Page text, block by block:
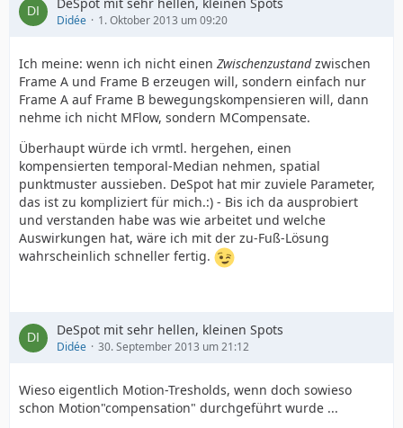
Didée 1. Oktober 2013 um 09:20
Ich meine: wenn ich nicht einen Zwischenzustandzwischen
Frame A und Frame B erzeugen will, sondern einfach nur
Frame A auf Frame B bewegungskompensieren will, dann
nehme ich nicht MFlow, sondern MCompensate.
Überhaupt würde ich vrmtl. hergehen, einen
kompensierten temporal-Median nehmen, spatial
punktmuster aussieben. DeSpot hat mir zuviele Parameter,
das ist zu kompliziert für mich.:) - Bis ich da ausprobiert
und verstanden habe was wie arbeitet und welche
Auswirkungen hat, wäre ich mit der zu-Fuß-Lösung
wahrscheinlich schneller fertig.
DeSpot mit sehr hellen, kleinen Spots
Didée 30. September 2013 um 21:12
Wieso eigentlich Motion-Tresholds, wenn doch sowieso
schon Motion"compensation" durchgeführt wurde ...